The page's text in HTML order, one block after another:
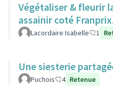
Végétaliser & fleurir
assainir coté
Lacordaire Isabelle 1
Une siesterie
Puchois 4 Retenue